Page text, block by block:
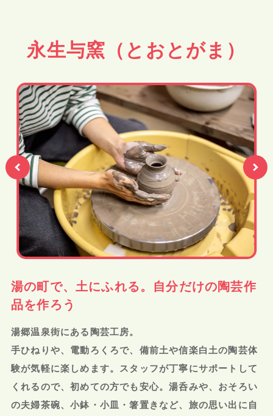
永生与窯（とおとがま）
湯の町で、土にふれる。自分だけの陶芸作
品を作ろう
湯郷温泉街にある陶芸工房。
手ひねりや、電動ろくろで、備前土や信楽白土の陶芸体
験が気軽に楽しめます。スタッフが丁寧にサポートして
くれるので、初めての方でも安心。湯呑みや、おそろい
の夫婦茶碗、小鉢・小皿・箸置きなど、旅の思い出に自